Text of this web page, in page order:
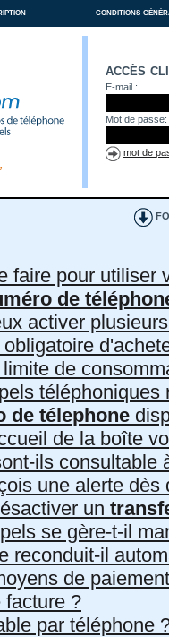
conditions
accès
E-mail :
Mot de passe:
mot de
faire pour utiliser
de
activer
de
de télephone
de la boîte
ils consultable
une alerte
un
se gère-t-il
reconduit-il
de
facture ?
par téléphone